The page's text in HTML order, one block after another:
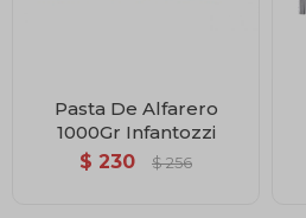
Pasta De Alfarero
1000Gr Infantozzi
$ 230 $ 256